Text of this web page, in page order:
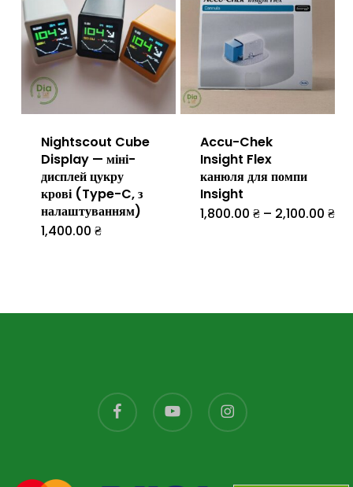
варіантів.
Параметри
можна
вибрати
на
сторінці
товару
Nightscout Cube
Display — міні-
дисплей цукру
крові (Type-C, з
налаштуванням)
1,400.00 ₴
вибрати
на
товару
Accu-Chek
Insight Flex
канюля для помпи
Insight
1,800.00 ₴ – 2,100.00 ₴
Цей
варіантів.
facebook youtube instagram